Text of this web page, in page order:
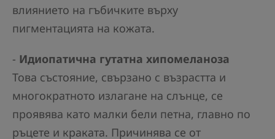
влиянието на гъбичките върху
пигментацията на кожата.
- Идиопатична гутатна хипомеланоза
Това състояние, свързано с възрастта и
многократното излагане на слънце, се
проявява като малки бели петна, главно по
ръцете и краката. Причинява се от